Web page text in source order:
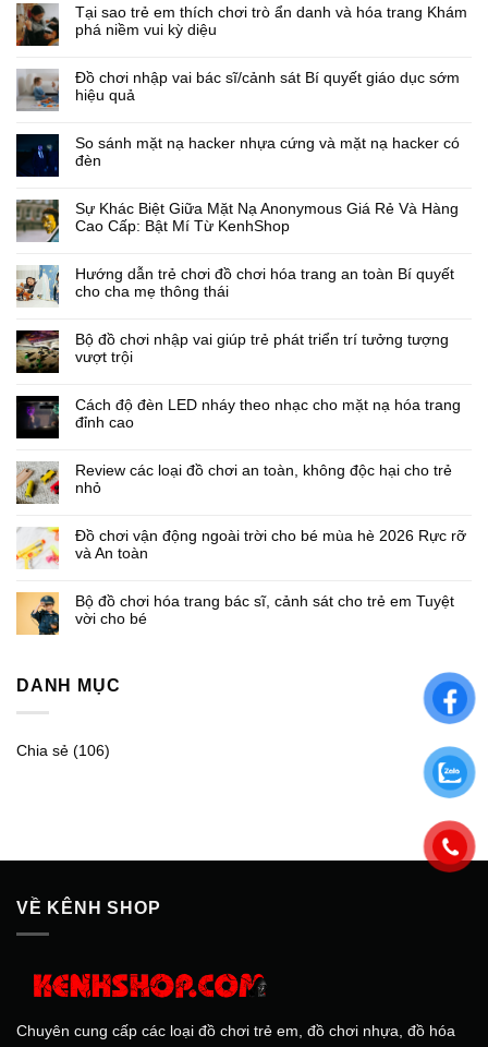
Tại sao trẻ em thích chơi trò ẩn danh và hóa trang Khám
phá niềm vui kỳ diệu
Đồ chơi nhập vai bác sĩ/cảnh sát Bí quyết giáo dục sớm
hiệu quả
So sánh mặt nạ hacker nhựa cứng và mặt nạ hacker có
đèn
Sự Khác Biệt Giữa Mặt Nạ Anonymous Giá Rẻ Và Hàng
Cao Cấp: Bật Mí Từ KenhShop
Hướng dẫn trẻ chơi đồ chơi hóa trang an toàn Bí quyết
cho cha mẹ thông thái
Bộ đồ chơi nhập vai giúp trẻ phát triển trí tưởng tượng
vượt trội
Cách độ đèn LED nháy theo nhạc cho mặt nạ hóa trang
đỉnh cao
Review các loại đồ chơi an toàn, không độc hại cho trẻ
nhỏ
Đồ chơi vận động ngoài trời cho bé mùa hè 2026 Rực rỡ
và An toàn
Bộ đồ chơi hóa trang bác sĩ, cảnh sát cho trẻ em Tuyệt
vời cho bé
DANH MỤC
Chia sẻ (106)
VỀ KÊNH SHOP
Chuyên cung cấp các loại đồ chơi trẻ em, đồ chơi nhựa, đồ hóa